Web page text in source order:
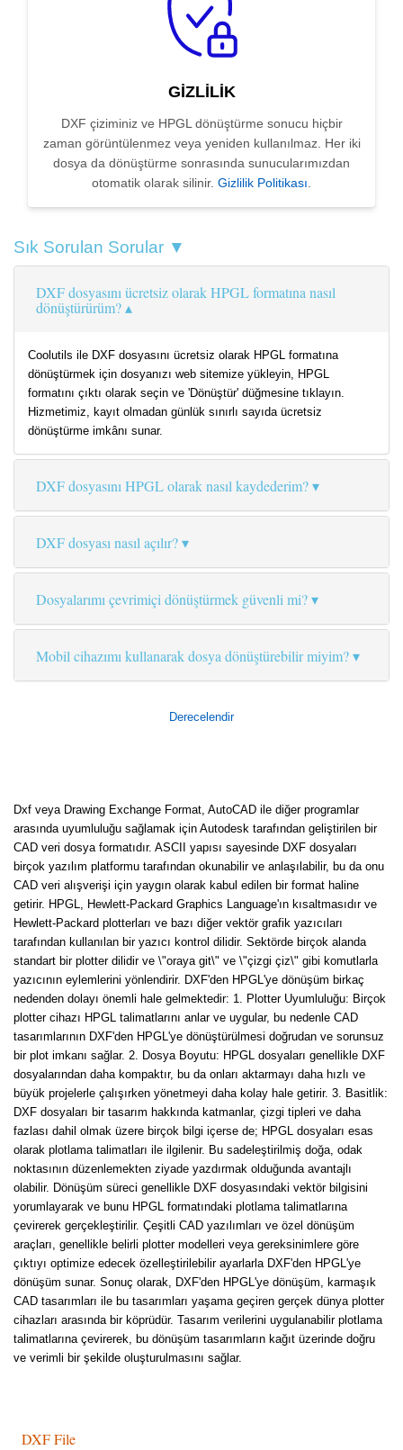
GIZLILIK
DXF çiziminiz ve HPGL dönüştürme sonucu hiçbir
zaman görüntülenmez veya yeniden kullanılmaz. Her iki
dosya da dönüştürme sonrasında sunucularımızdan
otomatik olarak silinir. Gizlilik Politikası.
Sık Sorulan Sorular ▼
DXF dosyasını ücretsiz olarak HPGL formatına nasıl
dönüştürürüm?
Coolutils ile DXF dosyasını ücretsiz olarak HPGL formatına
dönüştürmek için dosyanızı web sitemize yükleyin, HPGL
formatını çıktı olarak seçin ve 'Dönüştür' düğmesine tıklayın.
Hizmetimiz, kayıt olmadan günlük sınırlı sayıda ücretsiz
dönüştürme imkânı sunar.
DXF dosyasını HPGL olarak nasıl kaydederim?
DXF dosyası nasıl açılır?
Dosyalarımı çevrimiçi dönüştürmek güvenli mi?
Mobil cihazımı kullanarak dosya dönüştürebilir miyim?
Derecelendir
Dxf veya Drawing Exchange Format, AutoCAD ile diğer programlar
arasında uyumluluğu sağlamak için Autodesk tarafından geliştirilen bir
CAD veri dosya formatıdır. ASCII yapısı sayesinde DXF dosyaları
birçok yazılım platformu tarafından okunabilir ve anlaşılabilir, bu da onu
CAD veri alışverişi için yaygın olarak kabul edilen bir format haline
getirir. HPGL, Hewlett-Packard Graphics Language'ın kısaltmasıdır ve
Hewlett-Packard plotterları ve bazı diğer vektör grafik yazıcıları
tarafından kullanılan bir yazıcı kontrol dilidir. Sektörde birçok alanda
standart bir plotter dilidir ve \"oraya git\" ve \"çizgi çiz\" gibi komutlarla
yazıcının eylemlerini yönlendirir. DXF'den HPGL'ye dönüşüm birkaç
nedenden dolayı önemli hale gelmektedir: 1. Plotter Uyumluluğu: Birçok
plotter cihazı HPGL talimatlarını anlar ve uygular, bu nedenle CAD
tasarımlarının DXF'den HPGL'ye dönüştürülmesi doğrudan ve sorunsuz
bir plot imkanı sağlar. 2. Dosya Boyutu: HPGL dosyaları genellikle DXF
dosyalarından daha kompaktır, bu da onları aktarmayı daha hızlı ve
büyük projelerle çalışırken yönetmeyi daha kolay hale getirir. 3. Basitlik:
DXF dosyaları bir tasarım hakkında katmanlar, çizgi tipleri ve daha
fazlası dahil olmak üzere birçok bilgi içerse de; HPGL dosyaları esas
olarak plotlama talimatları ile ilgilenir. Bu sadeleştirilmiş doğa, odak
noktasının düzenlemekten ziyade yazdırmak olduğunda avantajlı
olabilir. Dönüşüm süreci genellikle DXF dosyasındaki vektör bilgisini
yorumlayarak ve bunu HPGL formatındaki plotlama talimatlarına
çevirerek gerçekleştirilir. Çeşitli CAD yazılımları ve özel dönüşüm
araçları, genellikle belirli plotter modelleri veya gereksinimlere göre
çıktıyı optimize edecek özelleştirilebilir ayarlarla DXF'den HPGL'ye
dönüşüm sunar. Sonuç olarak, DXF'den HPGL'ye dönüşüm, karmaşık
CAD tasarımları ile bu tasarımları yaşama geçiren gerçek dünya plotter
cihazları arasında bir köprüdür. Tasarım verilerini uygulanabilir plotlama
talimatlarına çevirerek, bu dönüşüm tasarımların kağıt üzerinde doğru
ve verimli bir şekilde oluşturulmasını sağlar.
DXF File